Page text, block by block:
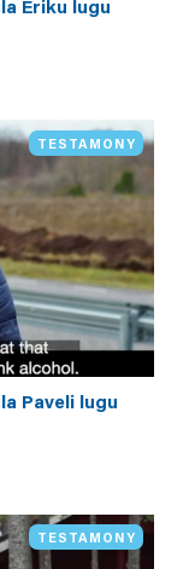
Eriku lugu
TESTAMONY
Paveli lugu
TESTAMONY